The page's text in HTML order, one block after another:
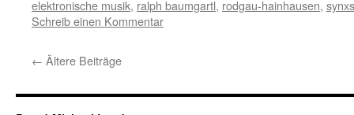
elektronische musik, ralph baumgartl, rodgau-hainhausen,
Schreib einen Kommentar
← Ältere Beiträge